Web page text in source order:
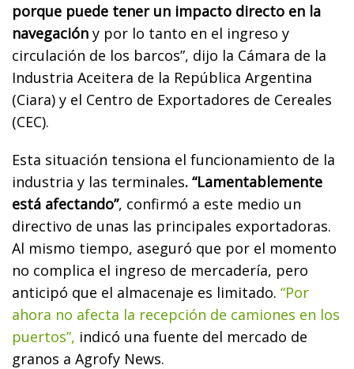
porque puede tener un impacto directo en la
navegación y por lo tanto en el ingreso y
circulación de los barcos”, dijo la Cámara de la
Industria Aceitera de la República Argentina
(Ciara) y el Centro de Exportadores de Cereales
(CEC).
Esta situación tensiona el funcionamiento de la
industria y las terminales. “Lamentablemente
está afectando”, confirmó a este medio un
directivo de unas las principales exportadoras.
Al mismo tiempo, aseguró que por el momento
no complica el ingreso de mercadería, pero
anticipó que el almacenaje es limitado. “Por
ahora no afecta la recepción de camiones en los
puertos”, indicó una fuente del mercado de
granos a Agrofy News.